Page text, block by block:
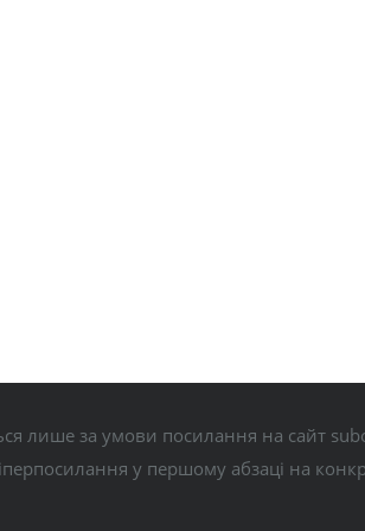
лише за умови посилання на сайт
у першому абзаці на